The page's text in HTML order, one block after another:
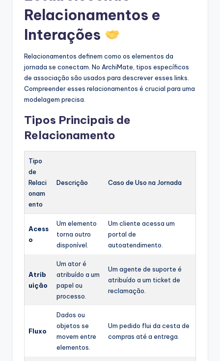
Relacionamentos e
Interações
Relacionamentos definem como os elementos da
jornada se conectam. No ArchiMate, tipos específicos
de associação são usados para descrever esses links.
Compreender esses relacionamentos é crucial para uma
modelagem precisa.
Tipos Principais de
Relacionamento
Tipo
de
Relaci
onam
ento
Descrição Caso de Uso na Jornada
Acess
o
Um elemento
torna outro
disponível.
Um cliente acessa um
portal de
autoatendimento.
Atrib
uição
Um ator é
atribuído a um
papel ou
processo.
Um agente de suporte é
atribuído a um ticket de
reclamação.
Fluxo
Dados ou
objetos se
movem entre
elementos.
Um pedido flui da cesta de
compras até a entrega.